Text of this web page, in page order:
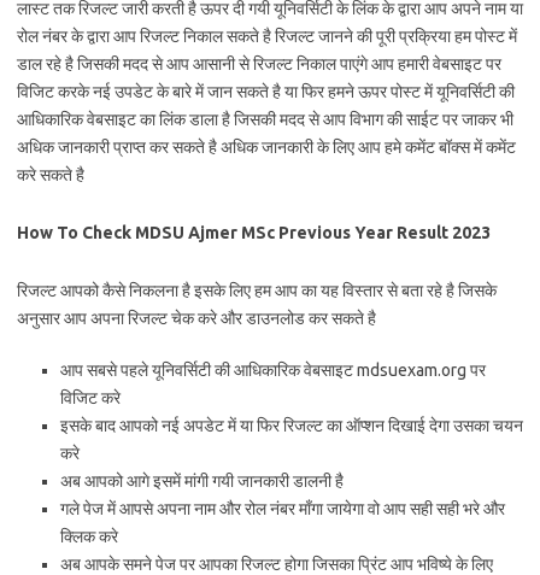
लास्ट तक रिजल्ट जारी करती है ऊपर दी गयी यूनिवर्सिटी के लिंक के द्वारा आप अपने नाम या
रोल नंबर के द्वारा आप रिजल्ट निकाल सकते है रिजल्ट जानने की पूरी प्रक्रिया हम पोस्ट में
डाल रहे है जिसकी मदद से आप आसानी से रिजल्ट निकाल पाएंगे आप हमारी वेबसाइट पर
विजिट करके नई उपडेट के बारे में जान सकते है या फिर हमने ऊपर पोस्ट में यूनिवर्सिटी की
आधिकारिक वेबसाइट का लिंक डाला है जिसकी मदद से आप विभाग की साईट पर जाकर भी
अधिक जानकारी प्राप्त कर सकते है अधिक जानकारी के लिए आप हमे कमेंट बॉक्स में कमेंट
करे सकते है
How To Check MDSU Ajmer MSc Previous Year Result 2023
रिजल्ट आपको कैसे निकलना है इसके लिए हम आप का यह विस्तार से बता रहे है जिसके
अनुसार आप अपना रिजल्ट चेक करे और डाउनलोड कर सकते है
आप सबसे पहले यूनिवर्सिटी की आधिकारिक वेबसाइट mdsuexam.org पर
विजिट करे
इसके बाद आपको नई अपडेट में या फिर रिजल्ट का ऑप्शन दिखाई देगा उसका चयन
करे
अब आपको आगे इसमें मांगी गयी जानकारी डालनी है
गले पेज में आपसे अपना नाम और रोल नंबर माँगा जायेगा वो आप सही सही भरे और
क्लिक करे
अब आपके समने पेज पर आपका रिजल्ट होगा जिसका प्रिंट आप भविष्ये के लिए